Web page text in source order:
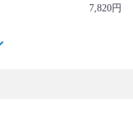
7,820円